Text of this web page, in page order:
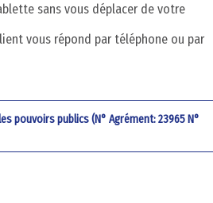
sans vous déplacer de votre
vous répond par téléphone ou par
pouvoirs publics (N° Agrément: 23965 N°